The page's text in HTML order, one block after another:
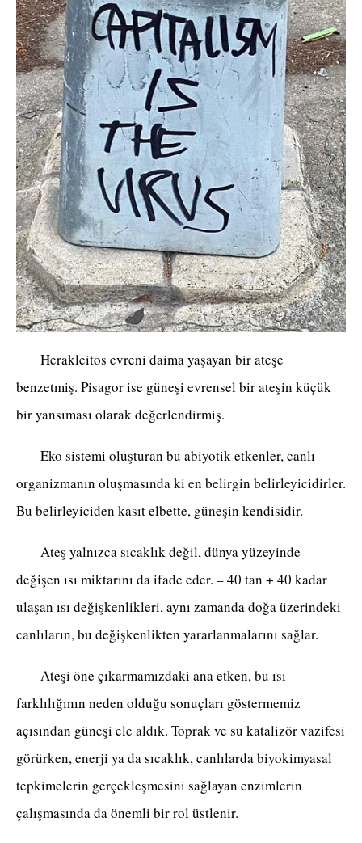
Herakleitos evreni daima yaşayan bir ateşe
benzetmiş. Pisagor ise güneşi evrensel bir ateşin küçük
bir yansıması olarak değerlendirmiş.
Eko sistemi oluşturan bu abiyotik etkenler, canlı
organizmanın oluşmasında ki en belirgin belirleyicidirler.
Bu belirleyiciden kasıt elbette, güneşin kendisidir.
Ateş yalnızca sıcaklık değil, dünya yüzeyinde
değişen ısı miktarını da ifade eder. – 40 tan + 40 kadar
ulaşan ısı değişkenlikleri, aynı zamanda doğa üzerindeki
canlıların, bu değişkenlikten yararlanmalarını sağlar.
Ateşi öne çıkarmamızdaki ana etken, bu ısı
farklılığının neden olduğu sonuçları göstermemiz
açısından güneşi ele aldık. Toprak ve su katalizör vazifesi
görürken, enerji ya da sıcaklık, canlılarda biyokimyasal
tepkimelerin gerçekleşmesini sağlayan enzimlerin
çalışmasında da önemli bir rol üstlenir.